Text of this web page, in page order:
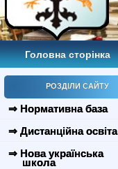
Головна сторінка
РОЗДІЛИ САЙТУ
⇒ Нормативна база
⇒ Дистанційна освіта
⇒ Нова українська
школа